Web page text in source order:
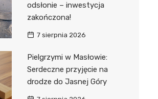
odsłonie – inwestycja
zakończona!
7 sierpnia 2026
Pielgrzymi w Masłowie:
Serdeczne przyjęcie na
drodze do Jasnej Góry